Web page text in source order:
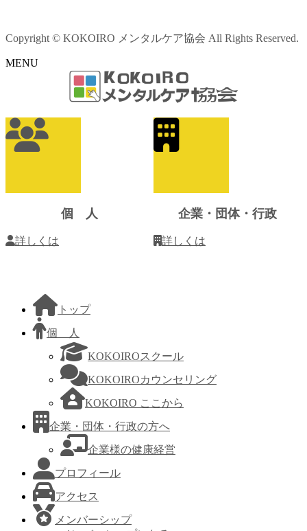
Copyright © KOKOIRO メンタルケア協会 All Rights Reserved.
MENU
ア
イ
コ
ン
個 人
詳しくは
企業・団体・行政
詳しくは
トップ
個 人
KOKOIROスクール
KOKOIROカウンセリング
KOKOIRO ここから
企業・団体・行政の方へ
企業様の健康経営
プロフィール
アクセス
メンバーシップ